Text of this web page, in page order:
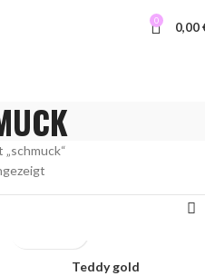
0 0,00
Teddy gold